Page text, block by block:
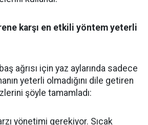
karşı en etkili yöntem yeterli
ağrısı için yaz aylarında sadece
yeterli olmadığını dile getiren
şöyle tamamladı:
yönetimi gerekiyor. Sıcak